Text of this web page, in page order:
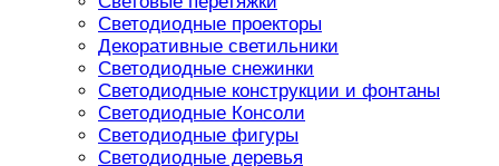
Светодиодные проекторы
Декоративные светильники
Светодиодные снежинки
Светодиодные конструкции и фонтаны
Светодиодные Консоли
Светодиодные фигуры
Светодиодные деревья